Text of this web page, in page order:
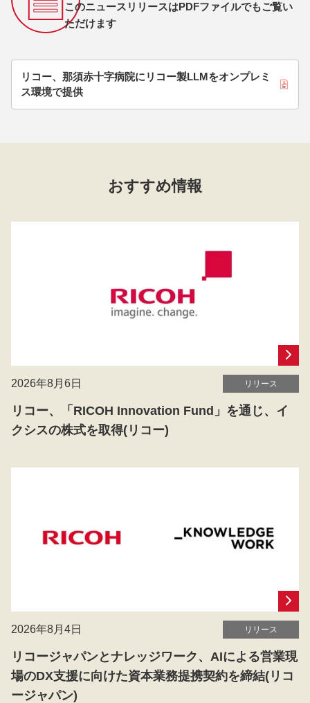
このニュースリリースはPDFファイルでもご覧い
ただけます
リコー、那須赤十字病院にリコー製LLMをオンプレミ
ス環境で提供
おすすめ情報
リコー、「RICOH Innovation Fund」を通じ、イ
クシスの株式を取得(リコー)
2026年8月6日 リリース
リコージャパンとナレッジワーク、AIによる営業現
場のDX支援に向けた資本業務提携契約を締結(リコ
ージャパン)
2026年8月4日 リリース